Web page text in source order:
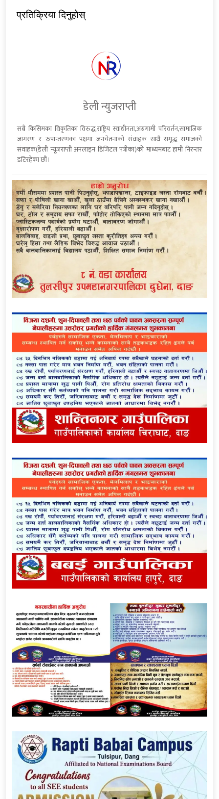
प्रतिक्रिया दिनुहोस्
डेली न्युजराप्ती
सबै किसिमका विकृतिका विरुद्ध,राष्ट्रिय स्वाधीनता,अग्रगामी परिवर्तन,सामाजिक
जागरण र रुपान्तरणका पक्षमा जनचेतनाको संवाहक साथै समृद्ध समाजको
संवाहक(डेली न्यूजराप्ती अनलाइन डिजिटल पत्रीका)को माध्यमबाट हामी निरन्तर
डटिरहेका छौं।